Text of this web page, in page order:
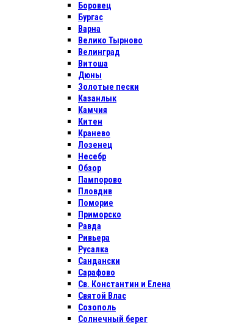
Боровец
Бургас
Варна
Велико Тырново
Велинград
Витоша
Дюны
Золотые пески
Казанлык
Камчия
Китен
Кранево
Лозенец
Несебр
Обзор
Пампорово
Пловдив
Поморие
Приморско
Равда
Ривьера
Русалка
Сандански
Сарафово
Св. Константин и Елена
Святой Влас
Созополь
Солнечный берег